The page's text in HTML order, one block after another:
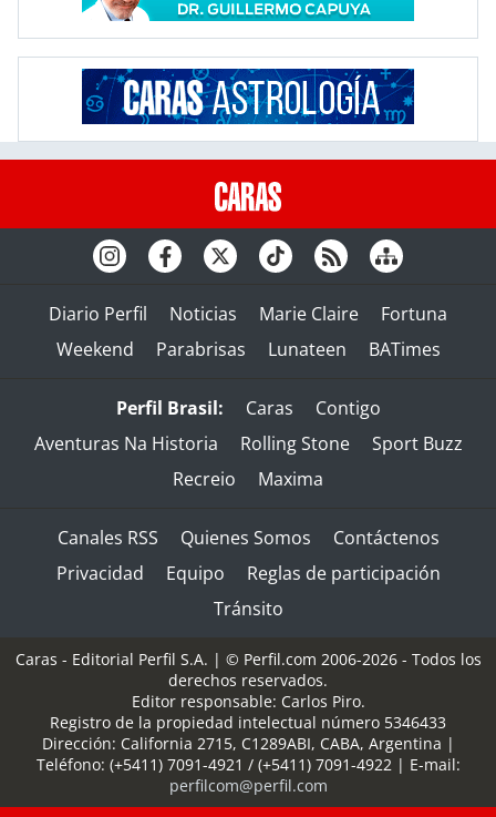
Diario Perfil Noticias Marie Claire
Fortuna
Weekend
Parabrisas Lunateen BATimes
Perfil Brasil: Caras
Contigo
Aventuras Na Historia
Rolling Stone
Sport Buzz
Recreio
Maxima
Canales RSS Quienes Somos
Contáctenos
Privacidad
Equipo
Reglas de participación
Tránsito
Caras - Editorial Perfil S.A. | © Perfil.com 2006-2026 - Todos los
derechos reservados.
Editor responsable: Carlos Piro.
Registro de la propiedad intelectual número 5346433
Dirección: California 2715, C1289ABI, CABA, Argentina |
Teléfono: (+5411) 7091-4921 / (+5411) 7091-4922| E-mail:
perfilcom@perfil.com